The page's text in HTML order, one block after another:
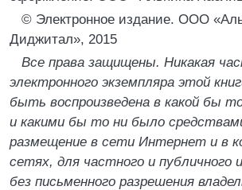
© Электронное издание. ООО
Диджитал», 2015
Все права защищены. Никакая
электронного экземпляра этой
быть воспроизведена в какой бы
и какими бы то ни было
размещение в сети Интернет и в
сетях, для частного и публичного
без письменного разрешения